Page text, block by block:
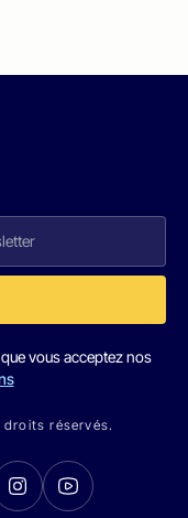
vous acceptez nos
réservés.